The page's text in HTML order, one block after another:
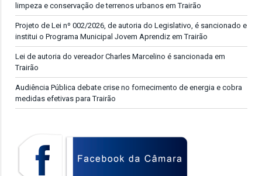
limpeza e conservação de terrenos urbanos em Trairão
Projeto de Lei nº 002/2026, de autoria do Legislativo, é sancionado e
institui o Programa Municipal Jovem Aprendiz em Trairão
Lei de autoria do vereador Charles Marcelino é sancionada em
Trairão
Audiência Pública debate crise no fornecimento de energia e cobra
medidas efetivas para Trairão